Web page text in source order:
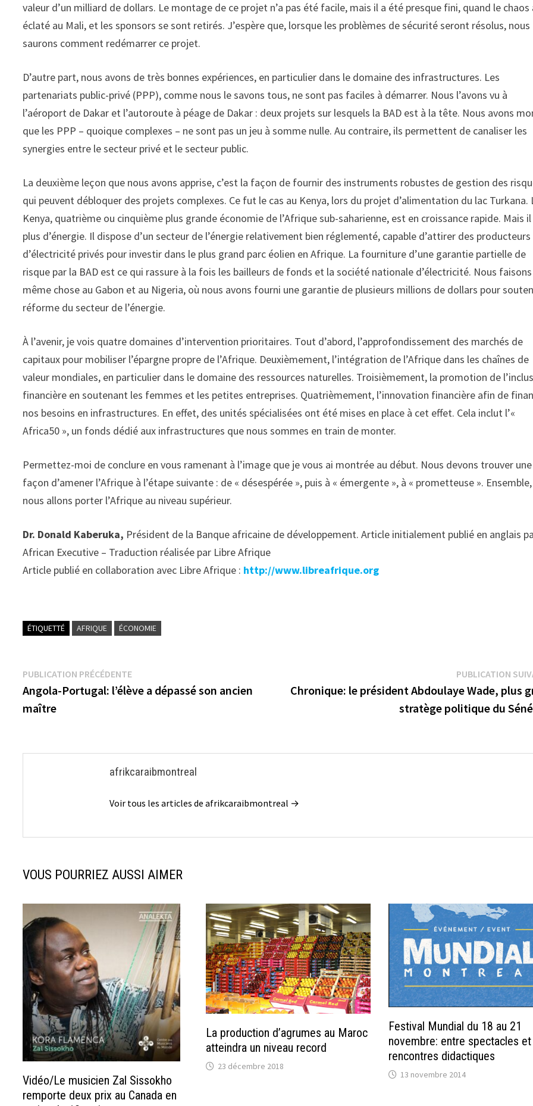
valeur d’un milliard de dollars. Le montage de ce projet n’a pas été facile, mais il a été presque fini, quand le chaos
éclaté au Mali, et les sponsors se sont retirés. J’espère que, lorsque les problèmes de sécurité seront résolus, nous
saurons comment redémarrer ce projet.
D’autre part, nous avons de très bonnes expériences, en particulier dans le domaine des infrastructures. Les
partenariats public-privé (PPP), comme nous le savons tous, ne sont pas faciles à démarrer. Nous l’avons vu à
l’aéroport de Dakar et l’autoroute à péage de Dakar : deux projets sur lesquels la BAD est à la tête. Nous avons
que les PPP – quoique complexes – ne sont pas un jeu à somme nulle. Au contraire, ils permettent de canaliser les
synergies entre le secteur privé et le secteur public.
La deuxième leçon que nous avons apprise, c’est la façon de fournir des instruments robustes de gestion des
qui peuvent débloquer des projets complexes. Ce fut le cas au Kenya, lors du projet d’alimentation du lac Turkana.
Kenya, quatrième ou cinquième plus grande économie de l’Afrique sub-saharienne, est en croissance rapide. Mais
plus d’énergie. Il dispose d’un secteur de l’énergie relativement bien réglementé, capable d’attirer des producteurs
d’électricité privés pour investir dans le plus grand parc éolien en Afrique. La fourniture d’une garantie partielle de
risque par la BAD est ce qui rassure à la fois les bailleurs de fonds et la société nationale d’électricité. Nous
même chose au Gabon et au Nigeria, où nous avons fourni une garantie de plusieurs millions de dollars pour
réforme du secteur de l’énergie.
À l’avenir, je vois quatre domaines d’intervention prioritaires. Tout d’abord, l’approfondissement des marchés de
capitaux pour mobiliser l’épargne propre de l’Afrique. Deuxièmement, l’intégration de l’Afrique dans les chaînes de
valeur mondiales, en particulier dans le domaine des ressources naturelles. Troisièmement, la promotion de
financière en soutenant les femmes et les petites entreprises. Quatrièmement, l’innovation financière afin de
nos besoins en infrastructures. En effet, des unités spécialisées ont été mises en place à cet effet. Cela inclut l’«
Africa50 », un fonds dédié aux infrastructures que nous sommes en train de monter.
Permettez-moi de conclure en vous ramenant à l’image que je vous ai montrée au début. Nous devons trouver une
façon d’amener l’Afrique à l’étape suivante : de « désespérée », puis à « émergente », à « prometteuse ». Ensemble,
nous allons porter l’Afrique au niveau supérieur.
Dr. Donald Kaberuka, Président de la Banque africaine de développement. Article initialement publié en anglais
African Executive – Traduction réalisée par Libre Afrique
Article publié en collaboration avec Libre Afrique : http://www.libreafrique.org
ÉTIQUETTÉ AFRIQUE ÉCONOMIE
Navigation
de
PUBLICATION PRÉCÉDENTEPublication
précédente :
Angola-Portugal: l’élève a dépassé son ancien
maître
PUBLICATION
Chronique: le président Abdoulaye Wade, plus
stratège politique du
afrikcaraibmontreal
Voir tous les articles de afrikcaraibmontreal →
VOUS POURRIEZ AUSSI AIMER
Vidéo/Le musicien Zal Sissokho
remporte deux prix au Canada en
La production d’agrumes au Maroc
atteindra un niveau record
23 décembre 2018
Festival Mundial du 18 au 21
novembre: entre spectacles et
rencontres didactiques
13 novembre 2014